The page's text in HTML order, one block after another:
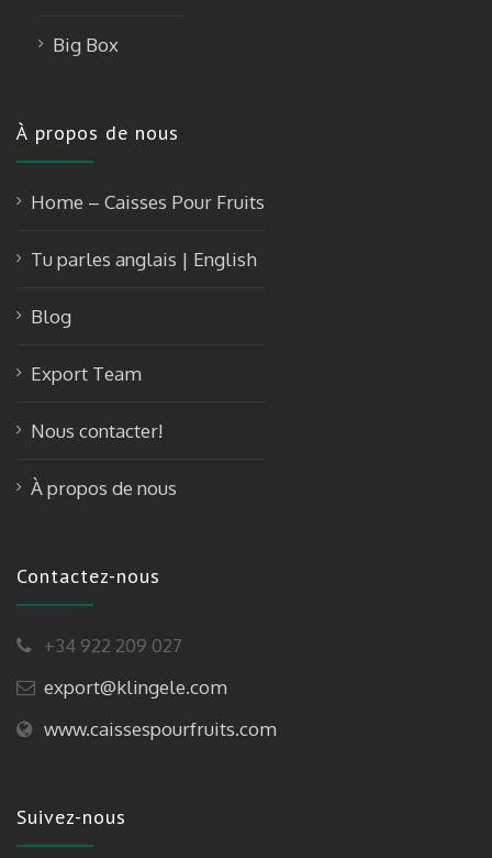
Big Box
À propos de nous
Home – Caisses Pour Fruits
Tu parles anglais | English
Blog
Export Team
Nous contacter!
À propos de nous
Contactez-nous
+34 922 209 027
export@klingele.com
www.caissespourfruits.com
Suivez-nous